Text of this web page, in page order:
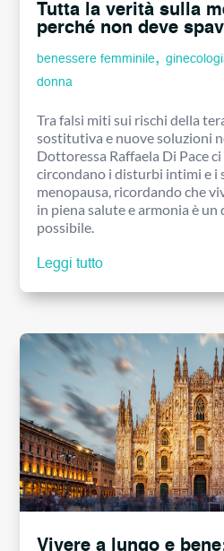
Tutta la verità sulla
perché non deve
benessere femminile,
donna
Tra falsi miti sui rischi della
sostitutiva e nuove soluzioni
Dottoressa Raffaela Di Pace
circondano i disturbi intimi e i
menopausa, ricordando che
in piena salute e armonia è
possibile.
Leggi tutto
Vivere a lungo e